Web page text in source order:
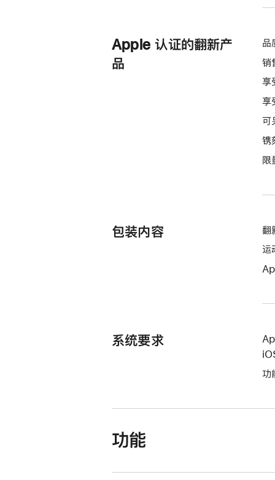
Apple 认证的翻新产
品
品
销
享
享
可
镌
限
包装内容
翻
运
系统要求
功
功能